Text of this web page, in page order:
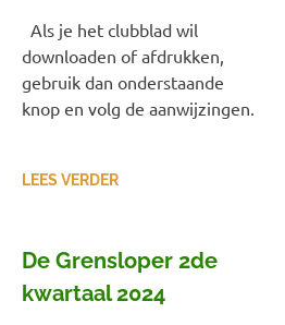
Als je het clubblad wil
downloaden of afdrukken,
gebruik dan onderstaande
knop en volg de aanwijzingen.
LEES VERDER
De Grensloper 2de
kwartaal 2024